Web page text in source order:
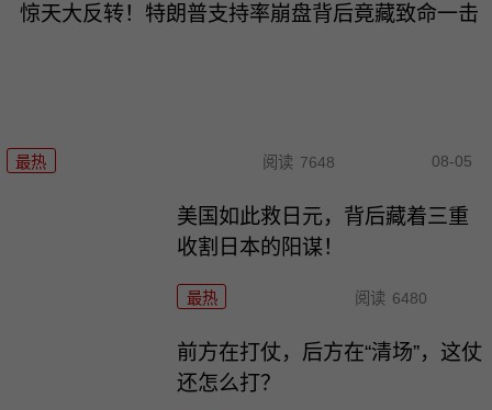
惊天大反转！特朗普支持率崩盘背后竟藏致命一击
最热 阅读 7648 08-05
美国如此救日元，背后藏着三重
收割日本的阳谋！
最热 阅读 6480
前方在打仗，后方在“清场”，这仗
还怎么打？